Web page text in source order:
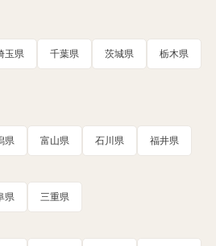
玉県 千葉県 茨城県 栃木県
県 富山県 石川県 福井県
県 三重県